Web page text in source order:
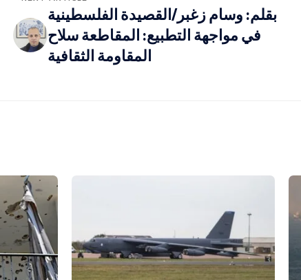
بقلم: وسام زغبر/القصيدة الفلسطينية
في مواجهة التطبيع: المقاطعة سلاح
المقاومة الثقافية